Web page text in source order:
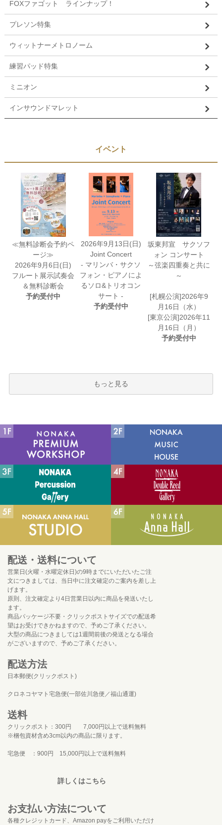
FOXファゴット ラインナップ！
プレソン特集
ウィットナーメトロノーム
練習パッド特集
ミニオン
インサウンドマレット
イベント
≪無料診断会予約ペ
ージ≫
2026年9月6日(日)
フルート展示試奏会
＆無料診断会
予約受付中
2026年9月13日(日)
Joint Concert
- マリンバ・サクソ
フォン・ピアノによ
るソロ&トリオコン
サート -
予約受付中
坂東邦宣 サクソフ
ォン コンサート
～弦楽四重奏と共に
～
[札幌公演]2026年9
月16日（水）
[東京公演]2026年11
月16日（月）
予約受付中
もっと見る
配送・送料について
営業日(火曜・水曜定休日)の9時までにいただいたご注
文につきましては、当日中に注文確定のご案内を差し上
げます。
原則、注文確定より4日営業日以内に商品を発送いたし
ます。
商品パッケージ不要・クリックポストサイズでの配送希
望はお受けできかねますので、予めご了承ください。
大型の商品につきましては1週間前後の発送となる場合
がございますので、予めご了承ください。
配送方法
日本郵便(クリックポスト)
クロネコヤマト宅急便(一部佐川急便／福山通運)
送料
クリックポスト：300円 7,000円以上で送料無料
※梱包資材含め3cm以内の商品に限ります。
宅急便 ：900円 15,000円以上で送料無料
詳しくはこちら
お支払い方法について
各種クレジットカード、Amazon payをご利用いただけ